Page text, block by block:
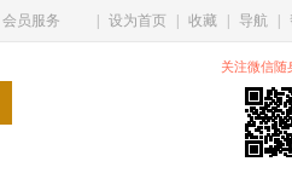
会员服务 设为首页 收藏 导航
关注微信随